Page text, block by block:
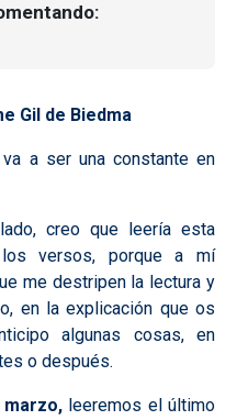
Gil de Biedma
va a ser una constante en
creo que leería esta
versos, porque a mí
me destripen la lectura y
en la explicación que os
algunas cosas, en
o después.
marzo, leeremos el último